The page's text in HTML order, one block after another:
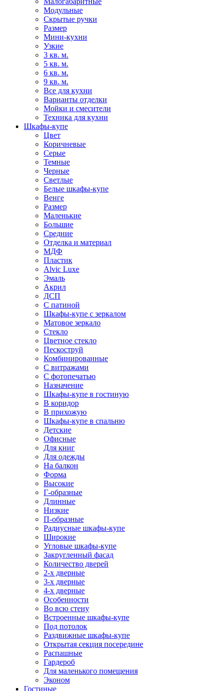
Модульные
Скрытые ручки
Размер
Мини-кухни
Узкие
3 кв. м.
5 кв. м.
6 кв. м.
9 кв. м.
Все для кухни
Варианты отделки
Мойки и смесители
Техника для кухни
Шкафы-купе
Цвет
Коричневые
Серые
Темные
Черные
Светлые
Белые шкафы-купе
Венге
Размер
Маленькие
Большие
Средние
Отделка и материал
МДФ
Пластик
Alvic Luxe
Эмаль
Акрил
ДСП
С патиной
Шкафы-купе с зеркалом
Матовое зеркало
Стекло
Цветное стекло
Пескоструй
Комбинированные
С витражами
С фотопечатью
Назначение
Шкафы-купе в гостиную
В коридор
В прихожую
Шкафы-купе в спальню
Детские
Офисные
Для книг
Для одежды
На балкон
Форма
Высокие
Г-образные
Длинные
Низкие
П-образные
Радиусные шкафы-купе
Широкие
Угловые шкафы-купе
Закругленный фасад
Количество дверей
2-х дверные
3-х дверные
4-х дверные
Особенности
Во всю стену
Встроенные шкафы-купе
Под потолок
Раздвижные шкафы-купе
Открытая секция посередине
Распашные
Гардероб
Для маленького помещения
Эконом
Гостиные